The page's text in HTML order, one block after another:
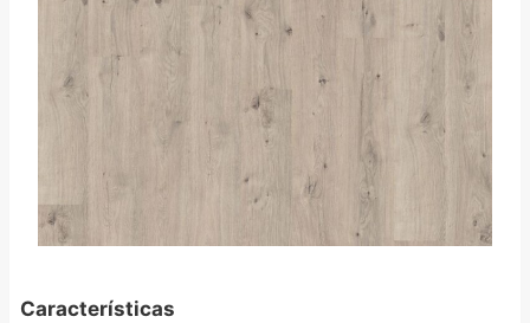
Características